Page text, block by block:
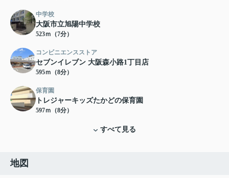
中学校
大阪市立旭陽中学校
523ｍ（7分）
コンビニエンスストア
セブンイレブン 大阪森小路1丁目店
595ｍ（8分）
保育園
トレジャーキッズたかどの保育園
597ｍ（8分）
すべて見る
地図